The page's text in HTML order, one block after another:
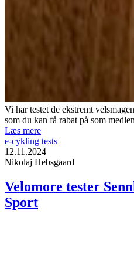
Vi har testet de ekstremt
som du kan få rabat på som
Læs mere
e-cykling tests
12.11.2024
Nikolaj Hebsgaard
Velomore tester
Sport